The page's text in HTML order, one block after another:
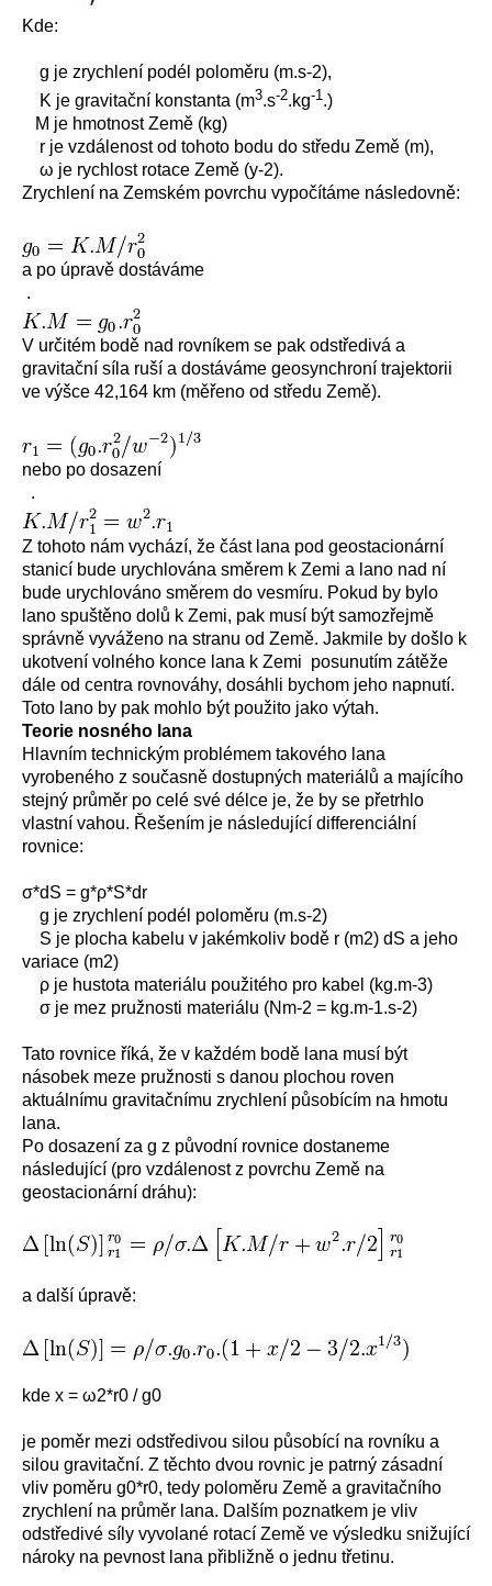
Kde:
g je zrychlení podél poloměru (m.s-2),
K je gravitační konstanta (m3.s-2.kg-1.)
M je hmotnost Země (kg)
r je vzdálenost od tohoto bodu do středu Země (m),
ω je rychlost rotace Země (y-2).
Zrychlení na Zemském povrchu vypočítáme následovně:
a po úpravě dostáváme
.
V určitém bodě nad rovníkem se pak odstředivá a
gravitační síla ruší a dostáváme geosynchroní trajektorii
ve výšce 42,164 km (měřeno od středu Země).
nebo po dosazení
.
Z tohoto nám vychází, že část lana pod geostacionární
stanicí bude urychlována směrem k Zemi a lano nad ní
bude urychlováno směrem do vesmíru. Pokud by bylo
lano spuštěno dolů k Zemi, pak musí být samozřejmě
správně vyváženo na stranu od Země. Jakmile by došlo k
ukotvení volného konce lana k Zemi posunutím zátěže
dále od centra rovnováhy, dosáhli bychom jeho napnutí.
Toto lano by pak mohlo být použito jako výtah.
Teorie nosného lana
Hlavním technickým problémem takového lana
vyrobeného z současně dostupných materiálů a majícího
stejný průměr po celé své délce je, že by se přetrhlo
vlastní vahou. Řešením je následující differenciální
rovnice:
σ*dS = g*ρ*S*dr
g je zrychlení podél poloměru (m.s-2)
S je plocha kabelu v jakémkoliv bodě r (m2) dS a jeho
variace (m2)
ρ je hustota materiálu použitého pro kabel (kg.m-3)
σ je mez pružnosti materiálu (Nm-2 = kg.m-1.s-2)
Tato rovnice říká, že v každém bodě lana musí být
násobek meze pružnosti s danou plochou roven
aktuálnímu gravitačnímu zrychlení působícím na hmotu
lana.
Po dosazení za g z původní rovnice dostaneme
následující (pro vzdálenost z povrchu Země na
geostacionární dráhu):
a další úpravě:
kde x = ω2*r0 / g0
je poměr mezi odstředivou silou působící na rovníku a
silou gravitační. Z těchto dvou rovnic je patrný zásadní
vliv poměru g0*r0, tedy poloměru Země a gravitačního
zrychlení na průměr lana. Dalším poznatkem je vliv
odstředivé síly vyvolané rotací Země ve výsledku snižující
nároky na pevnost lana přibližně o jednu třetinu.